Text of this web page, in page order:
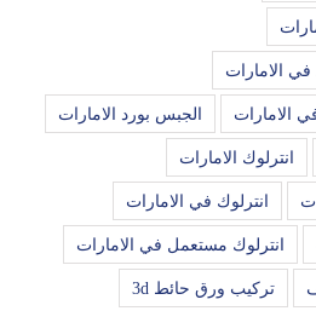
الامارات
الامارات الجبس بورد الامارات
انترلوك الامارات
انترلوك في الامارات
انترلوك مستعمل في الامارات
تركيب ورق حائط 3d